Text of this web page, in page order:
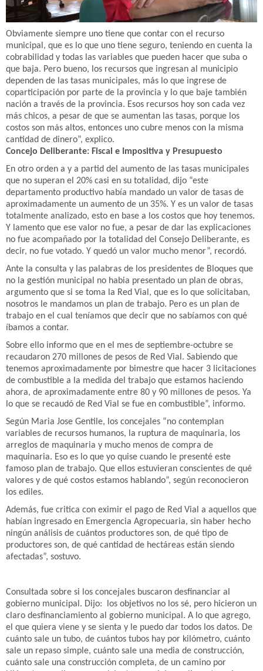
Obviamente siempre uno tiene que contar con el recurso
municipal, que es lo que uno tiene seguro, teniendo en cuenta la
cobrabilidad y todas las variables que pueden hacer que suba o
que baja. Pero bueno, los recursos que ingresan al municipio
dependen de las tasas municipales, más lo que ingrese de
coparticipación por parte de la provincia y lo que baje también
nación a través de la provincia. Esos recursos hoy son cada vez
más chicos, a pesar de que se aumentan las tasas, porque los
costos son más altos, entonces uno cubre menos con la misma
cantidad de dinero”, explico.
Concejo Deliberante: Fiscal e Impositiva y Presupuesto
En otro orden a y a partid del aumento de las tasas municipales
que no superan el 20% casi en su totalidad, dijo “este
departamento productivo había mandado un valor de tasas de
aproximadamente un aumento de un 35%. Y es un valor de tasas
totalmente analizado, esto en base a los costos que hoy tenemos.
Y lamento que ese valor no fue, a pesar de dar las explicaciones
no fue acompañado por la totalidad del Consejo Deliberante, es
decir, no fue votado. Y quedó un valor mucho menor”, recordó.
Ante la consulta y las palabras de los presidentes de Bloques que
no la gestión municipal no habia presentado un plan de obras,
argumento que si se toma la Red Vial, que es lo que solicitaban,
nosotros le mandamos un plan de trabajo. Pero es un plan de
trabajo en el cual teníamos que decir que no sabíamos con qué
íbamos a contar.
Sobre ello informo que en el mes de septiembre-octubre se
recaudaron 270 millones de pesos de Red Vial. Sabiendo que
tenemos aproximadamente por bimestre que hacer 3 licitaciones
de combustible a la medida del trabajo que estamos haciendo
ahora, de aproximadamente entre 80 y 90 millones de pesos. Ya
lo que se recaudó de Red Vial se fue en combustible”, informo.
Según Maria Jose Gentile, los concejales “no contemplan
variables de recursos humanos, la ruptura de maquinaria, los
arreglos de maquinaria y mucho menos de compra de
maquinaria. Eso es lo que yo quise cuando le presenté este
famoso plan de trabajo. Que ellos estuvieran conscientes de qué
valores y de qué costos estamos hablando”, según reconocieron
los ediles.
Además, fue critica con eximir el pago de Red Vial a aquellos que
habían ingresado en Emergencia Agropecuaria, sin haber hecho
ningún análisis de cuántos productores son, de qué tipo de
productores son, de qué cantidad de hectáreas están siendo
afectadas”, sostuvo.
Consultada sobre si los concejales buscaron desfinanciar al
gobierno municipal. Dijo: los objetivos no los sé, pero hicieron un
claro desfinanciamiento al gobierno municipal. A lo que agrego,
el que quiera viene y se sienta y le puedo dar todos los datos. De
cuánto sale un tubo, de cuántos tubos hay por kilómetro, cuánto
sale un repaso simple, cuánto sale una media de construcción,
cuánto sale una construcción completa, de un camino por